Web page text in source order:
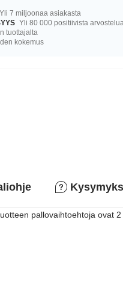
Yli 7 miljoonaa asiakasta
Yli 80 000 positiivista arvostelua
tuottajalta
kokemus
pallovaihtoehtoja ovat